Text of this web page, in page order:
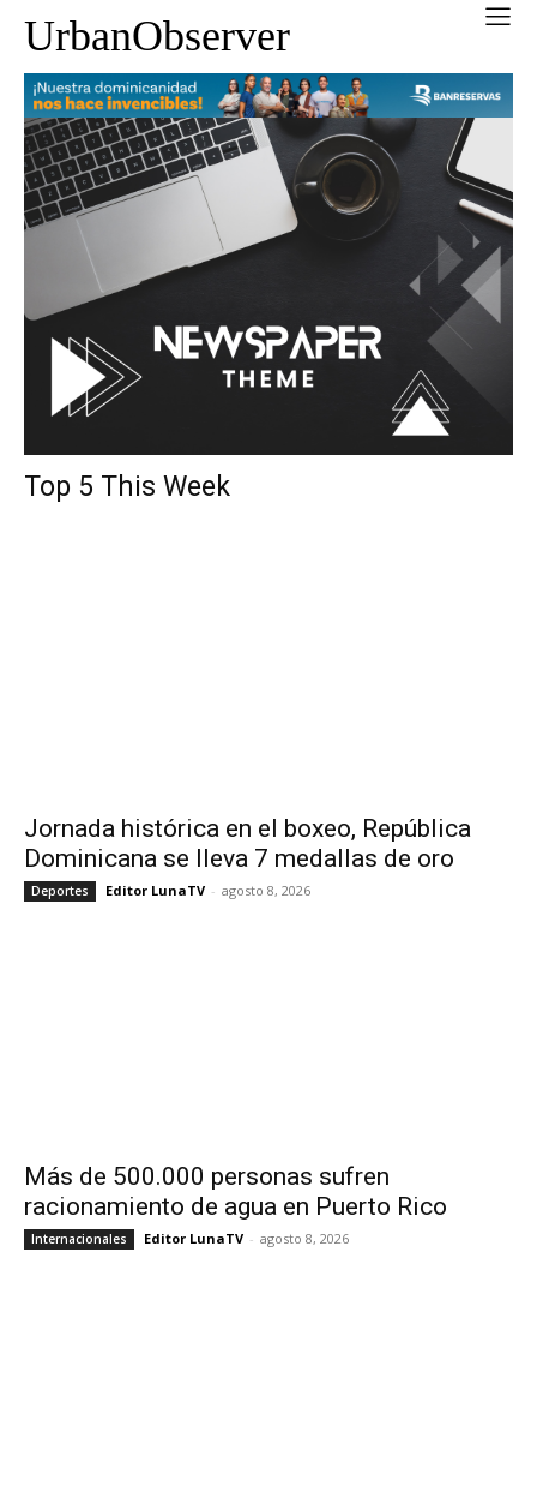
UrbanObserver
Top 5 This Week
Jornada histórica en el boxeo, República
Dominicana se lleva 7 medallas de oro
Deportes Editor LunaTV - agosto 8, 2026
Más de 500.000 personas sufren
racionamiento de agua en Puerto Rico
Internacionales Editor LunaTV - agosto 8, 2026